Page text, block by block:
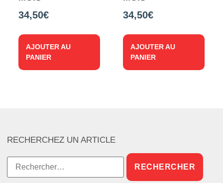
34,50€
AJOUTER AU
PANIER
34,50€
AJOUTER AU
PANIER
RECHERCHEZ UN ARTICLE